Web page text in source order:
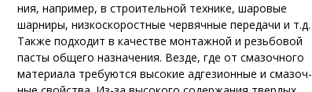
ния, например, в строительной технике, шаровые
шарниры, низкоскоростные червячные передачи и т.д.
Также подходит в качестве монтажной и резьбовой
пасты общего назначения. Везде, где от смазочного
материала требуются высокие адгезионные и смазоч-